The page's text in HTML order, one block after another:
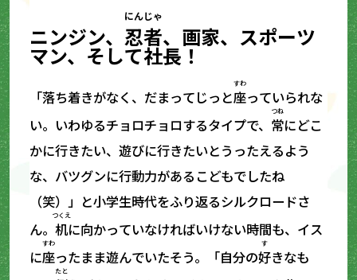
ニンジン、 忍者
にんじゃ
、画家、スポーツ
マン、そして社長！
「落ち着きがなく、だまってじっと座
すわ
っていられな
い。いわゆるチョロチョロするタイプで、 常
つね
にどこ
かに行きたい、遊びに行きたいとうったえるよう
な、バツグンに行動力があるこどもでしたね
（笑）」と小学生時代をふり返るシルクロードさ
ん。机
つくえ
に向かっていなければいけない時間も、イス
に座
すわ
ったまま遊んでいたそう。「自分の好
す
きなも
たと